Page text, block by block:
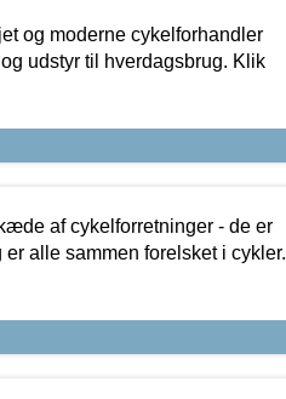
og moderne cykelforhandler
udstyr til hverdagsbrug. Klik
af cykelforretninger - de er
alle sammen forelsket i cykler.